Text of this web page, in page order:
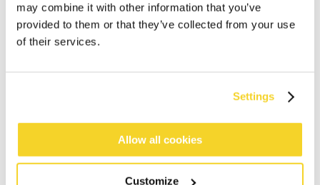
may combine it with other information that you’ve
provided to them or that they’ve collected from your use
of their services.
Settings
Allow all cookies
Customize
Bestellingen die op werkdagen vóór 12:00 uur
worden geplaatst, worden dezelfde dag verzonden
NL
Zachte unisex hoofdband